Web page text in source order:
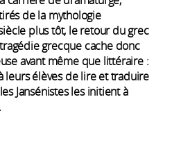
de la mythologie
plus tôt, le retour du grec
grecque cache donc
avant même que littéraire :
leurs élèves de lire et traduire
Jansénistes les initient à